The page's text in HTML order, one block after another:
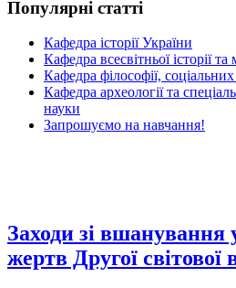
Популярні статті
Кафедра історії України
Кафедра всесвітньої історії
Кафедра філософії,
Кафедра археології та
науки
Запрошуємо на навчання!
Заходи зі вшанування
жертв Другої світової